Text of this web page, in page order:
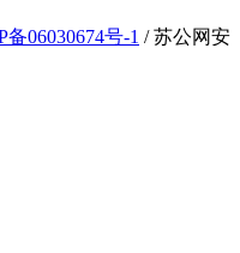
备06030674号-1 / 苏公网安